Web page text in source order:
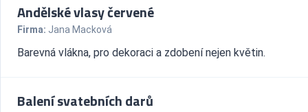
Andělské vlasy červené
Firma: Jana Macková
Barevná vlákna, pro dekoraci a zdobení nejen květin.
Balení svatebních darů